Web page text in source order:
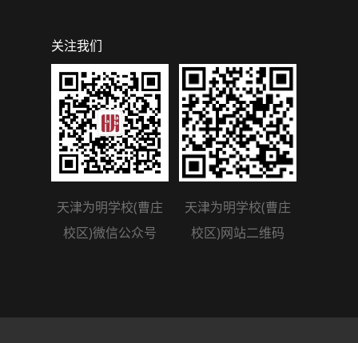
关注我们
天津为明学校(曹庄
校区)微信公众号
天津为明学校(曹庄
校区)网站二维码